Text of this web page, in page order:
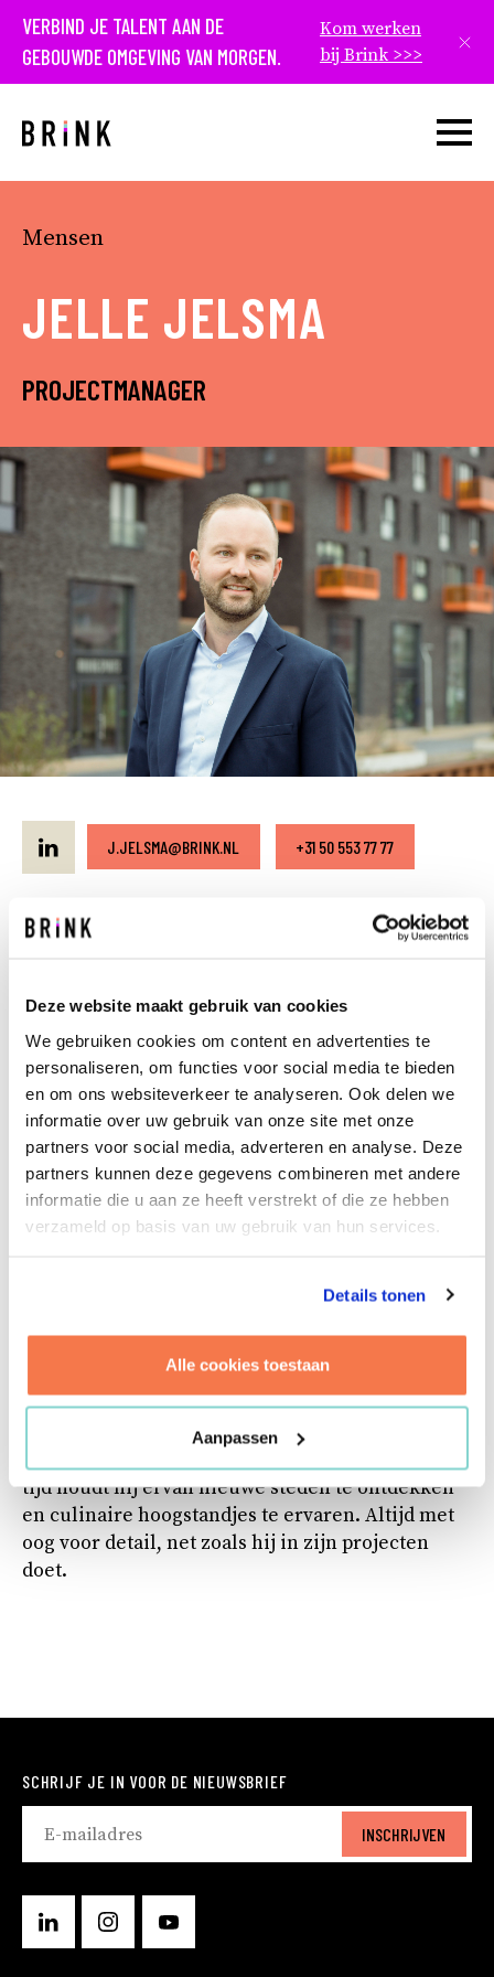
Deze website maakt gebruik van cookies
We gebruiken cookies om content en advertenties te
personaliseren, om functies voor social media te bieden
en om ons websiteverkeer te analyseren. Ook delen we
informatie over uw gebruik van onze site met onze
partners voor social media, adverteren en analyse. Deze
partners kunnen deze gegevens combineren met andere
informatie die u aan ze heeft verstrekt of die ze hebben
verzameld op basis van uw gebruik van hun services.
Details tonen
Alle cookies toestaan
Aanpassen
VERBIND JE TALENT AAN DE
GEBOUWDE OMGEVING VAN MORGEN.
Kom werken
bij Brink >>>
Open
Mensen
JELLE JELSMA
PROJECTMANAGER
J.JELSMA@BRINK.NL +31 50 553 77 77
Jelle Jelsma zet het liefste zijn expertise in het
management van de gebouwde omgeving in en
woningcorporaties heeft hij een centrale rol
vervuld in zowel renovatie- als
nieuwbouwprojecten. Naast het realiseren van
projecten stond ketensamenwerking en
resultaatgericht samenwerken (RGS) centraal in
zijn loopbaan. Hij richtte zich daarbij op het
efficiënter organiseren van beheer en onderhoud
van vastgoedportefeuilles en het aansturen en
doorontwikkelingen van
opgaven te structureren en maakt plannen
aanpak, zelfs wanneer de dingen niet volgens
plan verlopen. Wat Jelle typeert, is zijn passie
voor bouwen; niet alleen aan gebouwen, maar
ook aan samenwerking en resultaat. In zijn vrije
tijd houdt hij ervan nieuwe steden te ontdekken
en culinaire hoogstandjes te ervaren. Altijd met
oog voor detail, net zoals hij in zijn projecten
doet.
SCHRIJF JE IN VOOR DE NIEUWSBRIEF
INSCHRIJVEN